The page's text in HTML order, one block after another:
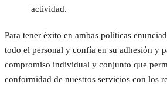
actividad.
Para tener éxito en ambas políticas
todo el personal y confía en su adhesión y
compromiso individual y conjunto que
conformidad de nuestros servicios con los